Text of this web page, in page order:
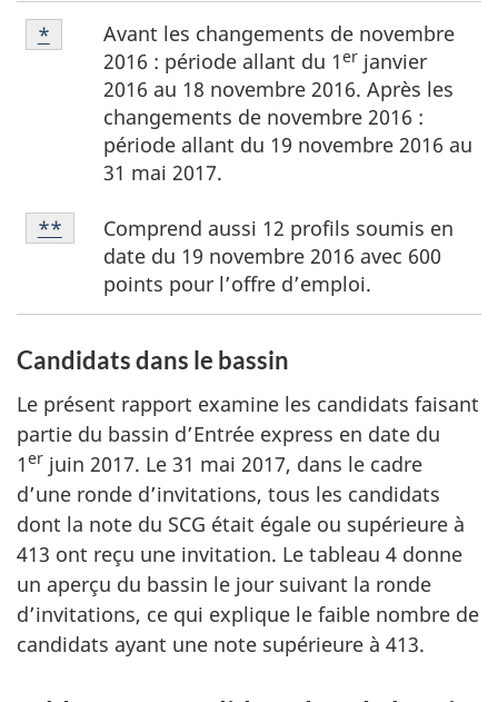
N
o
e
d
e
p
a
g
e
Note
de
Avant les changements de novembre
2016 : période allant du 1erjanvier
2016 au 18 novembre 2016. Après les
changements de novembre 2016 :
période allant du 19 novembre 2016 au
31 mai 2017.
Retour à la référence de la note de bas de page
*
Note
de
**
Comprend aussi 12 profils soumis en
date du 19 novembre 2016 avec 600
points pour l’offre d’emploi.
Retour à la référence de la note de bas de page
**
Candidats dans le bassin
Le présent rapport examine les candidats faisant
partie du bassin d’Entrée express en date du
1er juin 2017. Le 31 mai 2017, dans le cadre
d’une ronde d’invitations, tous les candidats
dont la note du SCG était égale ou supérieure à
413 ont reçu une invitation. Le tableau 4 donne
un aperçu du bassin le jour suivant la ronde
d’invitations, ce qui explique le faible nombre de
candidats ayant une note supérieure à 413.